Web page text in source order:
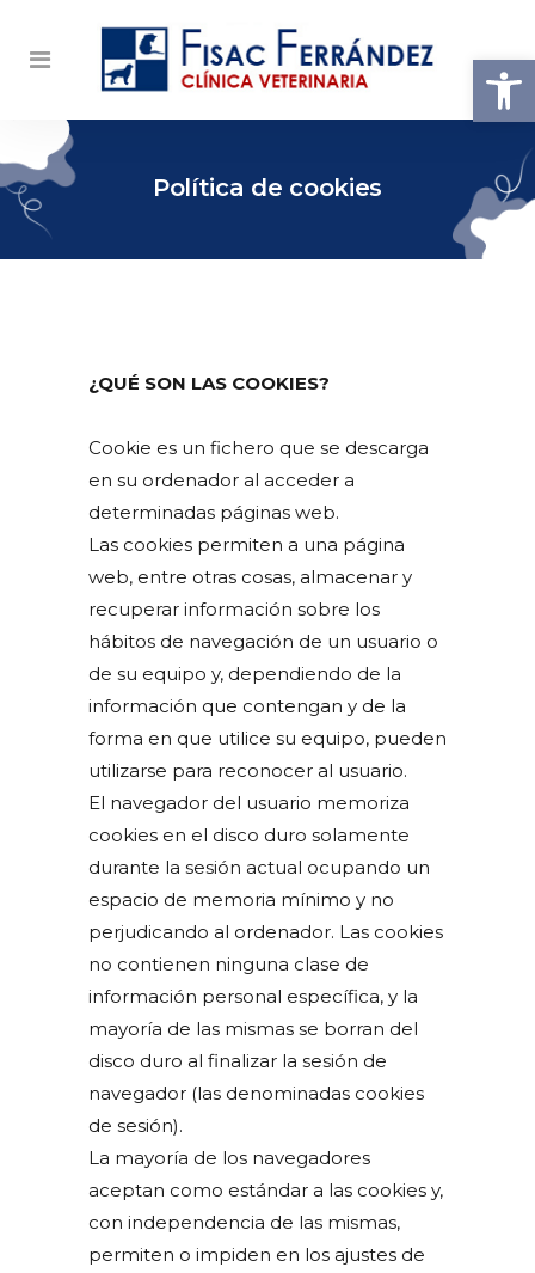
Política de cookies
¿QUÉ SON LAS COOKIES?
Cookie es un fichero que se descarga
en su ordenador al acceder a
determinadas páginas web.
Las cookies permiten a una página
web, entre otras cosas, almacenar y
recuperar información sobre los
hábitos de navegación de un usuario o
de su equipo y, dependiendo de la
información que contengan y de la
forma en que utilice su equipo, pueden
utilizarse para reconocer al usuario.
El navegador del usuario memoriza
cookies en el disco duro solamente
durante la sesión actual ocupando un
espacio de memoria mínimo y no
perjudicando al ordenador. Las cookies
no contienen ninguna clase de
información personal específica, y la
mayoría de las mismas se borran del
disco duro al finalizar la sesión de
navegador (las denominadas cookies
de sesión).
La mayoría de los navegadores
aceptan como estándar a las cookies y,
con independencia de las mismas,
permiten o impiden en los ajustes de